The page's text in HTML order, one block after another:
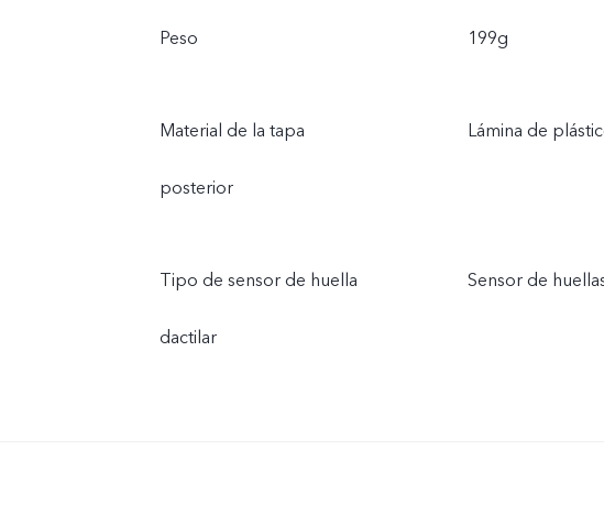
Peso 199g
Material de la tapa
posterior
Lámina de
Tipo de sensor de huella
dactilar
Sensor de